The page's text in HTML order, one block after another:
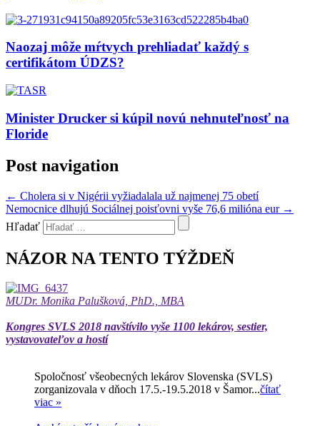
Naozaj môže mŕtvych prehliadať každý s
certifikátom ÚDZS?
Minister Drucker si kúpil novú nehnuteľnosť na
Floride
Post navigation
← Cholera si v Nigérii vyžiadalala už najmenej 75 obetí
Nemocnice dlhujú Sociálnej poisťovni vyše 76,6 milióna eur →
Hľadať
NÁZOR NA TENTO TÝŽDEŇ
MUDr. Monika Palušková, PhD., MBA
Kongres SVLS 2018 navštívilo vyše 1100 lekárov, sestier,
vystavovateľov a hostí
Spoločnosť všeobecných lekárov Slovenska (SVLS)
zorganizovala v dňoch 17.5.-19.5.2018 v Šamor...čítať
viac »